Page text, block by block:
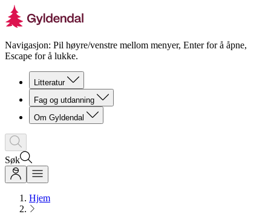
Navigasjon: Pil høyre/venstre mellom menyer, Enter for å åpne,
Escape for å lukke.
Litteratur
Fag og utdanning
Om Gyldendal
Søk
Hjem